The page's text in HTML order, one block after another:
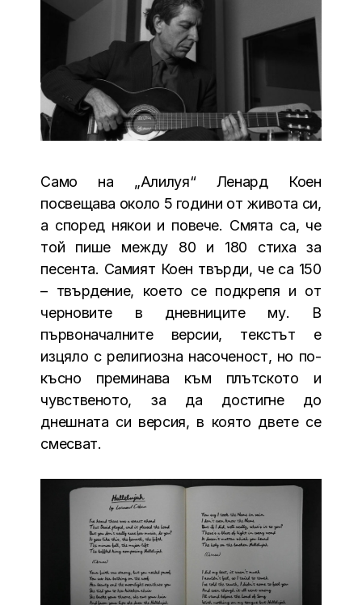
Само на „Алилуя“ Ленард Коен
посвещава около 5 години от живота си,
а според някои и повече. Смята са, че
той пише между 80 и 180 стиха за
песента. Самият Коен твърди, че са 150
– твърдение, което се подкрепя и от
черновите в дневниците му. В
първоначалните версии, текстът е
изцяло с религиозна насоченост, но по-
късно преминава към плътското и
чувственото, за да достигне до
днешната си версия, в която двете се
смесват.